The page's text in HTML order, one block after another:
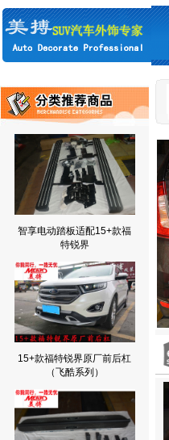
智享电动踏板适配15+款福
特锐界
15+款福特锐界原厂前后杠
（飞酷系列）